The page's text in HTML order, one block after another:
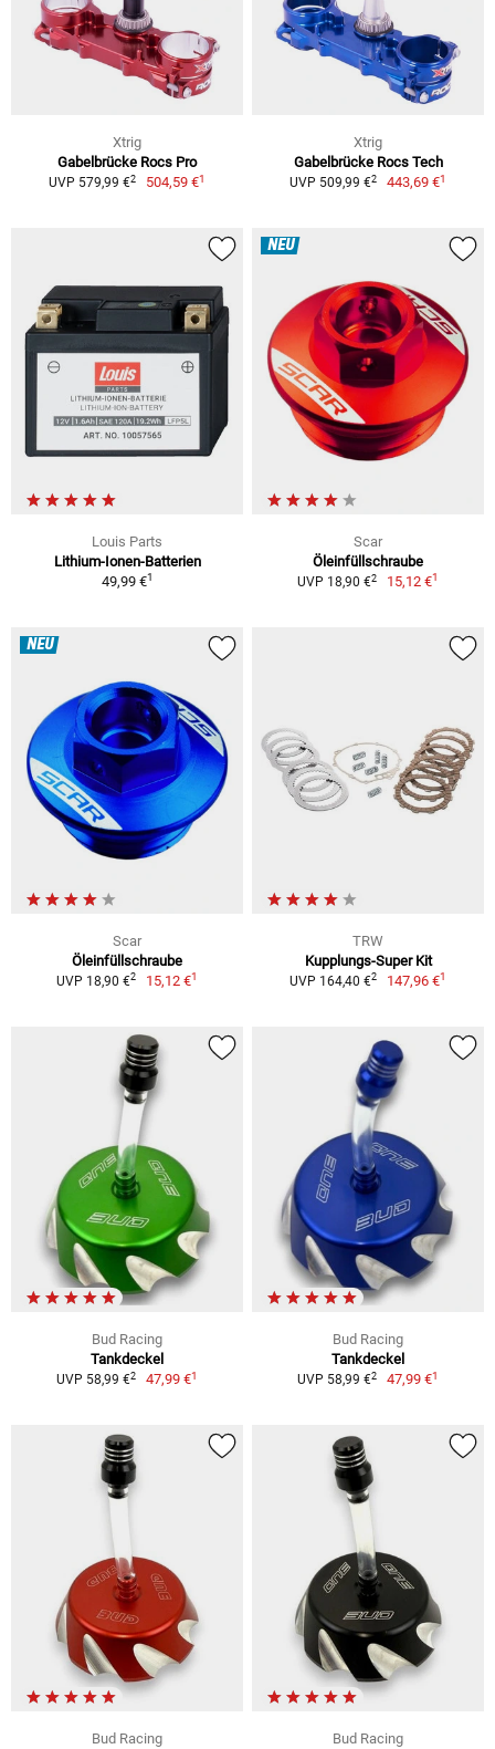
Xtrig
Gabelbrücke Rocs Pro
UVP 579,99 €2 504,59 €1
Xtrig
Gabelbrücke Rocs Tech
UVP 509,99 €2 443,69 €1
Louis Parts
Lithium-Ionen-Batterien
49,99 €1
NEU
Scar
Öleinfüllschraube
UVP 18,90 €2 15,12 €1
NEU
Scar
Öleinfüllschraube
UVP 18,90 €2 15,12 €1
TRW
Kupplungs-Super Kit
UVP 164,40 €2 147,96 €1
Bud Racing
Tankdeckel
UVP 58,99 €2 47,99 €1
Bud Racing
Tankdeckel
UVP 58,99 €2 47,99 €1
Bud Racing
Bud Racing